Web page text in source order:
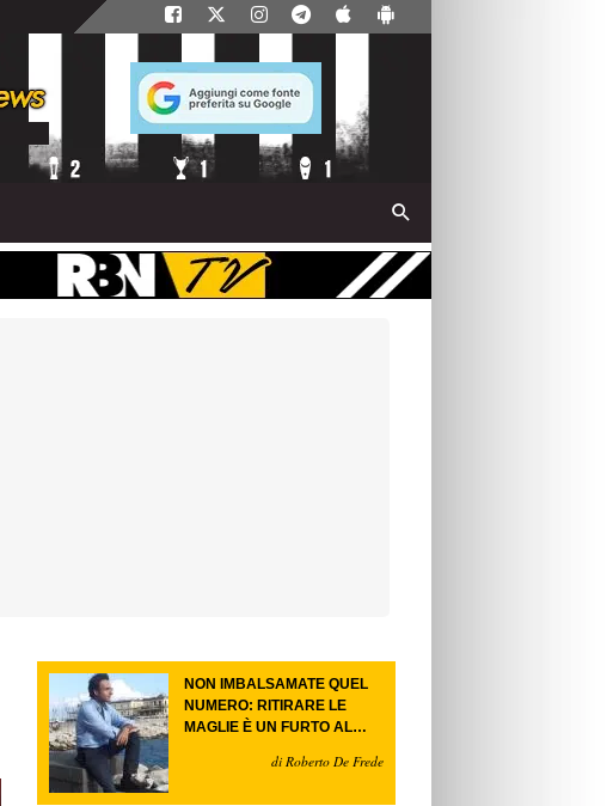
NON IMBALSAMATE QUEL
NUMERO: RITIRARE LE
MAGLIE È UN FURTO AL
di Roberto De Frede